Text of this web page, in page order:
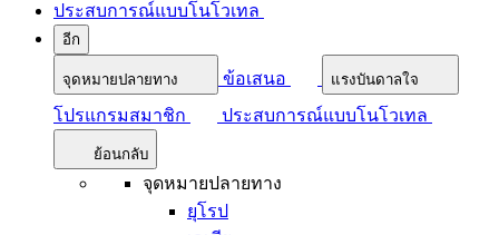
ประสบการณ์แบบโนโวเทล
อีก
จุดหมายปลายทาง ข้อเสนอ แรงบันดาลใจ
โปรแกรมสมาชิก ประสบการณ์แบบโนโวเทล
ย้อนกลับ
จุดหมายปลายทาง
ยุโรป